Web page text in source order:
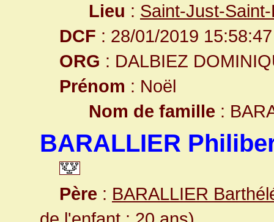
Lieu : Saint-Just-
DCF : 28/01/2019 15:58:47
ORG : DALBIEZ
Prénom : Noël
Nom de famille :
BARALLIER
Père : BARALLIER